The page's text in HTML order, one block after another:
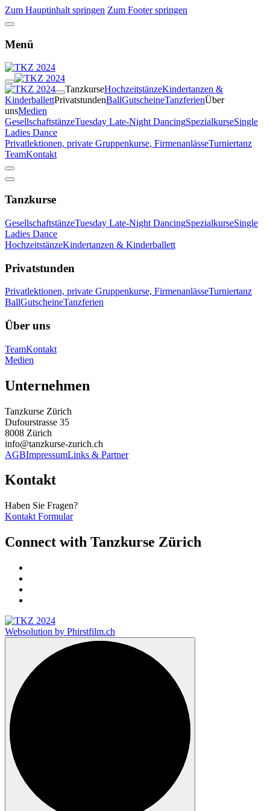
Zum Hauptinhalt springen Zum Footer springen
Menü
TanzkurseHochzeitstänzeKindertanzen &
KinderballettPrivatstundenBallGutscheineTanzferienÜber
unsMedien
GesellschaftstänzeTuesday Late-Night DancingSpezialkurseSingle
Ladies Dance
Privatlektionen, private Gruppenkurse, FirmenanlässeTurniertanz
TeamKontakt
Tanzkurse
GesellschaftstänzeTuesday Late-Night DancingSpezialkurseSingle
Ladies Dance
HochzeitstänzeKindertanzen & Kinderballett
Privatstunden
Privatlektionen, private Gruppenkurse, FirmenanlässeTurniertanz
BallGutscheineTanzferien
Über uns
TeamKontakt
Medien
Unternehmen
Tanzkurse Zürich
Dufourstrasse 35
8008 Zürich
info@tanzkurse-zurich.ch
AGBImpressumLinks & Partner
Kontakt
Haben Sie Fragen?
Kontakt Formular
Connect with Tanzkurse Zürich
Websolution by Phirstfilm.ch